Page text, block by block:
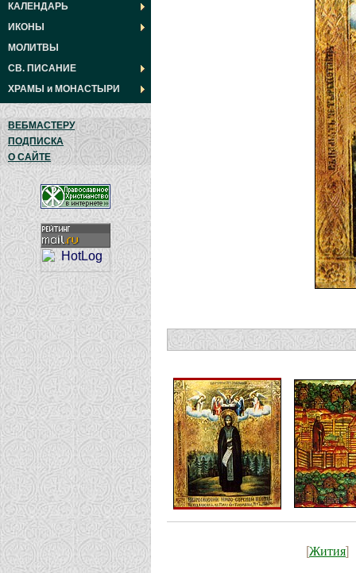
КАЛЕНДАРЬ
ИКОНЫ
МОЛИТВЫ
СВ. ПИСАНИЕ
ХРАМЫ и МОНАСТЫРИ
ВЕБМАСТЕРУ
ПОДПИСКА
О САЙТЕ
Жития